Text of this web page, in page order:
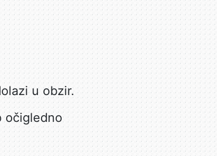
u obzir.
očigledno